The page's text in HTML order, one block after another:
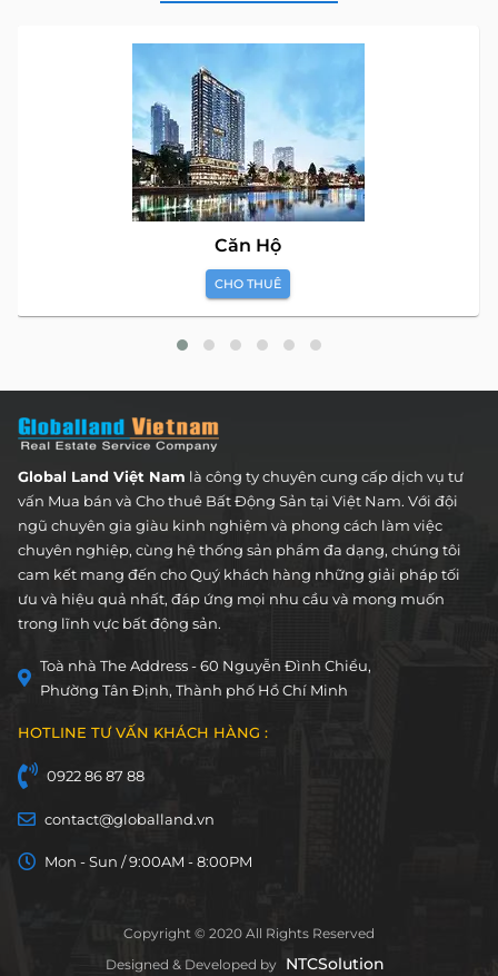
Căn Hộ
CHO THUÊ
Global Land Việt Nam là công ty chuyên cung cấp dịch vụ tư
vấn Mua bán và Cho thuê Bất Động Sản tại Việt Nam. Với đội
ngũ chuyên gia giàu kinh nghiệm và phong cách làm việc
chuyên nghiệp, cùng hệ thống sản phẩm đa dạng, chúng tôi
cam kết mang đến cho Quý khách hàng những giải pháp tối
ưu và hiệu quả nhất, đáp ứng mọi nhu cầu và mong muốn
trong lĩnh vực bất động sản.
Toà nhà The Address - 60 Nguyễn Đình Chiểu,
Phường Tân Định, Thành phố Hồ Chí Minh
HOTLINE TƯ VẤN KHÁCH HÀNG :
0922 86 87 88
contact@globalland.vn
Mon - Sun / 9:00AM - 8:00PM
Copyright © 2020 All Rights Reserved
Designed & Developed by
NTCSolution